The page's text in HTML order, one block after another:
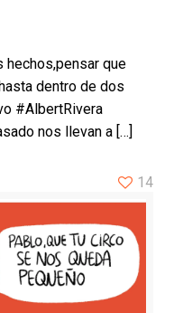
que
dentro de dos
#AlbertRivera
nos llevan a […]
14